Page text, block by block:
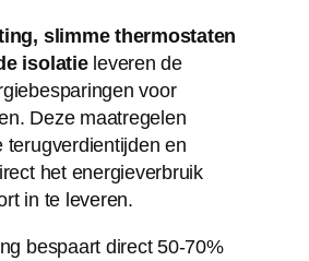
slimme thermostaten
isolatieleveren de
voor
Deze maatregelen
terugverdientijden en
het energieverbruik
in te leveren.
bespaart direct 50-70%